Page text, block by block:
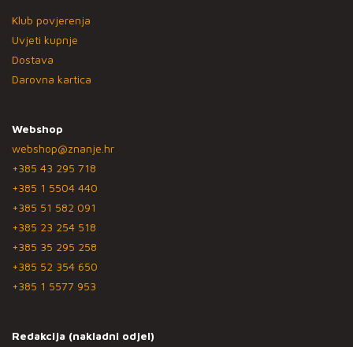
Klub povjerenja
Uvjeti kupnje
Dostava
Darovna kartica
Webshop
webshop@znanje.hr
+385 43 295 718
+385 1 5504 440
+385 51 582 091
+385 23 254 518
+385 35 295 258
+385 52 354 650
+385 1 5577 953
Redakcija (nakladni odjel)